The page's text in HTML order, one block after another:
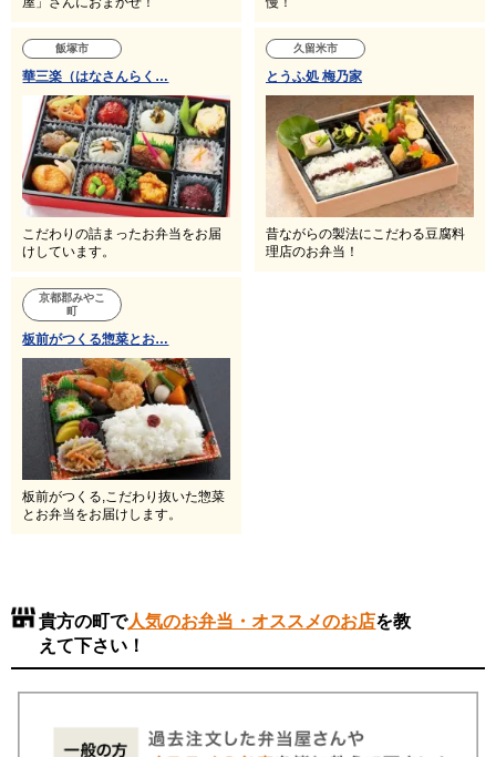
飯塚市
華三楽（はなさんらく…
こだわりの詰まったお弁当をお届
けしています。
久留米市
とうふ処 梅乃家
昔ながらの製法にこだわる豆腐料
理店のお弁当！
京都郡みやこ
町
板前がつくる惣菜とお…
板前がつくる,こだわり抜いた惣菜
とお弁当をお届けします。
貴方の町で人気のお弁当・オススメのお店を教
えて下さい！